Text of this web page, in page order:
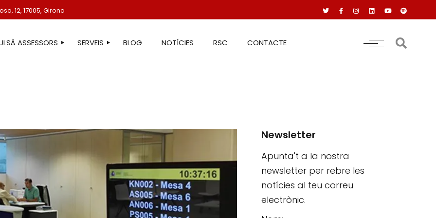
12, 17005, Girona
ASSESSORS SERVEIS
ASSESSORIA ADMINISTRATIVA
ASSESSORIA EN ESTRANGERIA
PROTECCIÓ DE DADES
SERVEIS IMMOBILIARIS
BLOG NOTÍCIES RSC CONTACTE
Newsletter
Apunta't a la nostra
newsletter per rebre les
notícies al teu correu
electrònic.